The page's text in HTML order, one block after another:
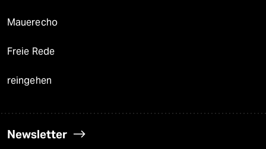
Mauerecho
Freie Rede
reingehen
Newsletter